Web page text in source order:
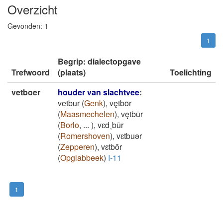
Overzicht
Gevonden: 1
1
Trefwoord
Begrip: dialectopgave
(plaats)
Toelichting
vetboer
houder van slachtvee:
vetbur(Genk), vętbōr
(Maasmechelen), vętbūr
(Borlo, ... ), vɛd˱būr
(Romershoven), vɛtbuǝr
(Zepperen), vɛtbōr
(Opglabbeek) I-11
1